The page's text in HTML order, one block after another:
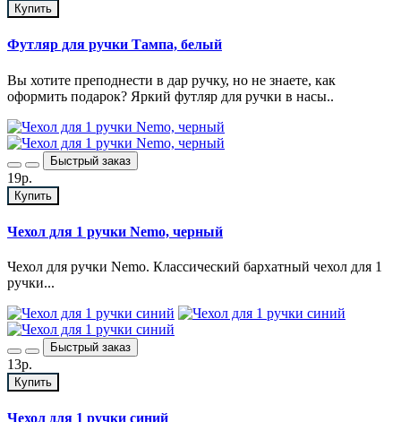
Купить
Футляр для ручки Тампа, белый
Вы хотите преподнести в дар ручку, но не знаете, как
оформить подарок? Яркий футляр для ручки в насы..
Быстрый заказ
19р.
Купить
Чехол для 1 ручки Nemo, черный
Чехол для ручки Nemo. Классический бархатный чехол для 1
ручки...
Быстрый заказ
13р.
Купить
Чехол для 1 ручки синий